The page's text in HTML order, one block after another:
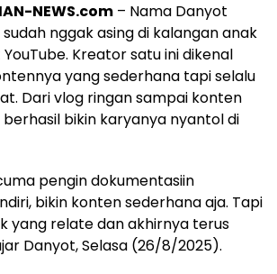
NEWS.com – Nama Danyot
nggak asing di kalangan anak
Kreator satu ini dikenal
yang sederhana tapi selalu
Dari vlog ringan sampai konten
berhasil bikin karyanya nyantol di
pengin dokumentasiin
bikin konten sederhana aja. Tapi
yang relate dan akhirnya terus
Danyot, Selasa (26/8/2025).